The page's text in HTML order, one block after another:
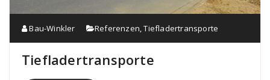
Bau-Winkler Referenzen,Tiefladertransporte
Tiefladertransporte